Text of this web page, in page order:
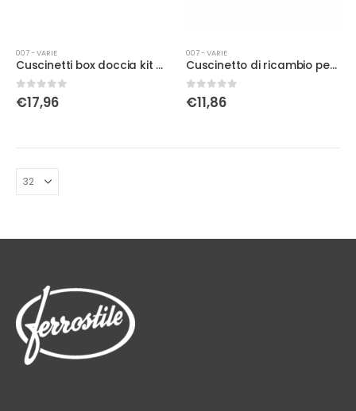
007 - VARIE
Cuscinetti box doccia kit 2 pezzi
0Su 5
€17,96
007 - VARIE
Cuscinetto di ricambio per ante scorrevoli diametro 19
0Su 5
€11,86